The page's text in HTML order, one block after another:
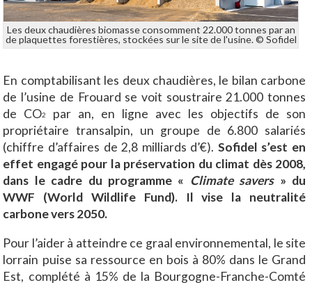
Les deux chaudières biomasse consomment 22.000 tonnes par an
de plaquettes forestières, stockées sur le site de l'usine. © Sofidel
En comptabilisant les deux chaudières, le bilan carbone
de l’usine de Frouard se voit soustraire 21.000 tonnes
de CO2
par an, en ligne avec les objectifs de son
propriétaire transalpin, un groupe de 6.800 salariés
(chiffre d’affaires de 2,8 milliards d’€). Sofidel s’est en
effet engagé pour la préservation du climat dès 2008,
dans le cadre du programme « Climate savers» du
WWF (World Wildlife Fund). Il vise la neutralité
carbone vers 2050.
Pour l’aider à atteindre ce graal environnemental, le site
lorrain puise sa ressource en bois à 80% dans le Grand
Est, complété à 15% de la Bourgogne-Franche-Comté